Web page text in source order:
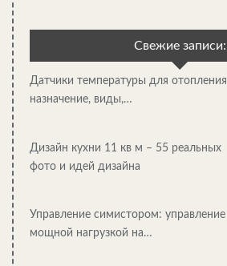
Напольные кондиционеры:
Свежие записи:
Датчики температуры для
назначение, виды,…
Дизайн кухни 11 кв м – 55 реальных
фото и идей дизайна
Управление симистором: управление
мощной нагрузкой на…